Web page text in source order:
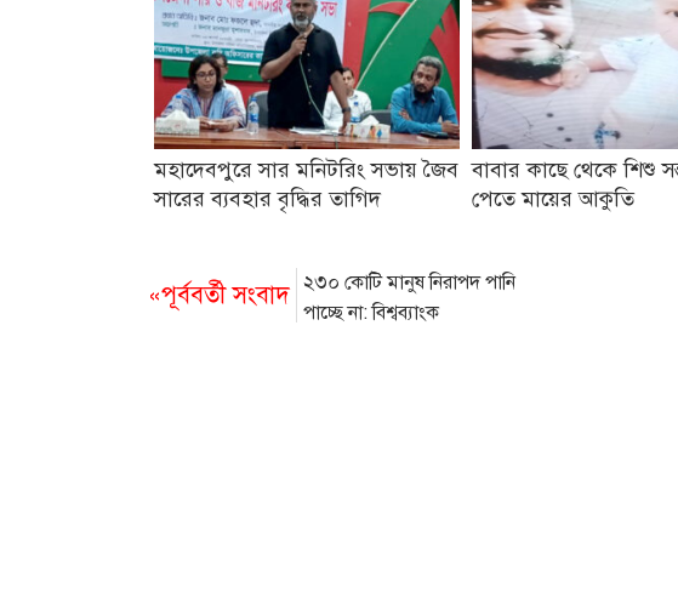
মহাদেবপুরে সার মনিটরিং সভায় জৈব
সারের ব্যবহার বৃদ্ধির তাগিদ
বাবার কাছে থেকে শিশু
পেতে মায়ের আকুতি
«পূর্ববর্তী সংবাদ ২৩০ কোটি মানুষ নিরাপদ পানি
পাচ্ছে না: বিশ্বব্যাংক